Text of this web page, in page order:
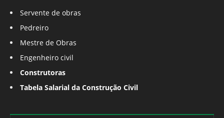
Servente de obras
Pedreiro
Mestre de Obras
Engenheiro civil
Construtoras
Tabela Salarial da Construção Civil